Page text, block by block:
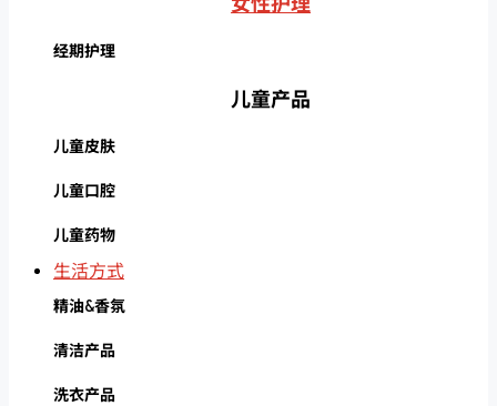
经期护理
儿童产品
儿童皮肤
儿童口腔
儿童药物
生活方式
精油&香氛
清洁产品
洗衣产品